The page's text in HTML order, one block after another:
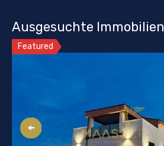
Ausgesuchte Immobilien
Featured